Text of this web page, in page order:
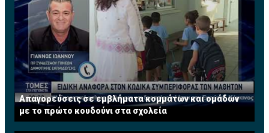
Απαγορεύσεις σε εμβλήματα κομμάτων και ομάδων
με το πρώτο κουδούνι στα σχολεία